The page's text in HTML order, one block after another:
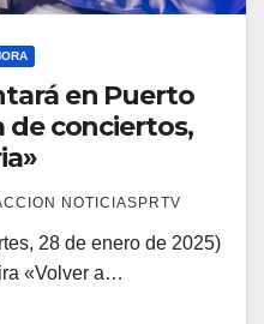
en Puerto
de conciertos,
NOTICIASPRTV
28 de enero de 2025)
«Volver a…